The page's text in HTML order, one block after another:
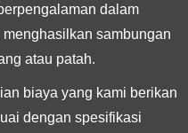
dalam
sambungan
atau patah.
biaya yang kami berikan
dengan spesifikasi